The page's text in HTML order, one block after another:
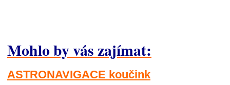
Mohlo by vás zajímat:
ASTRONAVIGACE koučink